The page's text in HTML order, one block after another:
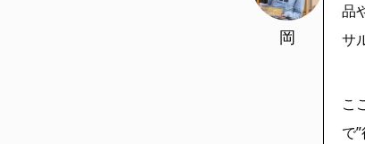
https://riseph
oto.net/
岡
品
サ
こ
で